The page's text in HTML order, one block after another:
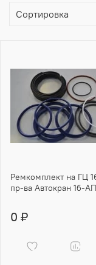
Ремкомплект на ГЦ
пр-ва Автокран 1б-АП
0 ₽